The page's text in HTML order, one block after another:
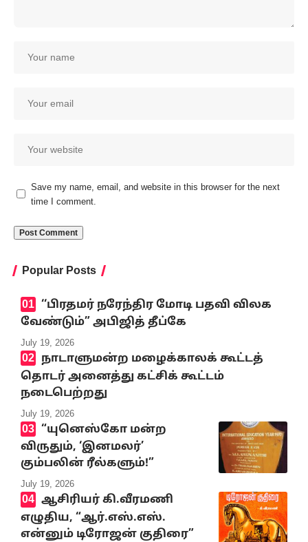
Save my name, email, and website in this browser for the next
time I comment.
Popular Posts
‘‘பிரதமர் நரேந்திர மோடி பதவி விலக
வேண்டும்” அபிஜித் தீப்கே
July 19, 2026
நாடாளுமன்ற மழைக்காலக் கூட்டத்
தொடர் அனைத்து கட்சிக் கூட்டம்
நடைபெற்றது
July 19, 2026
“யுனெஸ்கோ மன்ற
விருதும், ‘இனமலர்’
கும்பலின் ரீல்களும்!”
July 19, 2026
ஆசிரியர் கி.வீரமணி
எழுதிய, “ஆர்.எஸ்.எஸ்.
என்னும் டிரோஜன் குதிரை”